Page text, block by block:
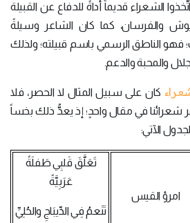
الشعراء قديماً أداةً للدفاع عن القبيلة
والفرسان، كما كان الشاعر وسيلةً
فهو الناطق الرسمي باسم قبيلته؛ ولذلك
والمحبة والدعم.
كان على سبيل المثال لا الحصر، فلا
في مقال واحدٍ؛ إذ يعدُّ ذلك بخساً
الآتي:
امرؤ القيس
تَعَلَّقَ قَلبِي طَفلَةً
عَرَبِيَّةً
تَنَعمُ فِي الدِّيبَاجِ والحُلِيِّ